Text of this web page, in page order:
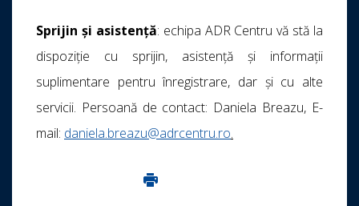
Sprijin și asistență: echipa ADR Centru vă stă la
dispoziție cu sprijin, asistenţă și informaţii
suplimentare pentru înregistrare, dar și cu alte
servicii. Persoană de contact: Daniela Breazu, E-
mail: daniela.breazu@adrcentru.ro.
Imprima aceasta pagina